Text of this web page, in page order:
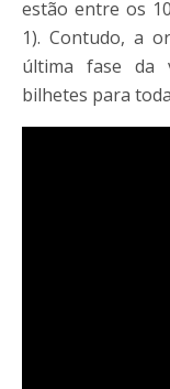
estão entre os
1). Contudo, a
última fase da
bilhetes para